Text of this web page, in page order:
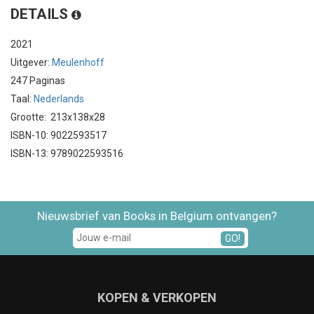
DETAILS
2021
Uitgever: Meulenhoff
247 Paginas
Taal: Nederlands
Grootte: 213x138x28
ISBN-10: 9022593517
ISBN-13: 9789022593516
Nieuwsbrief van Books in Belgium ontvangen?
GO!
KOPEN & VERKOPEN